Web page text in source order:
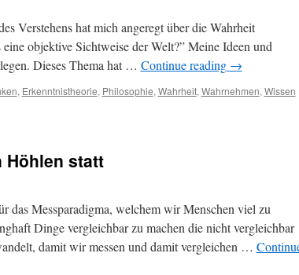
Verstehens hat mich angeregt über die Wahrheit
objektive Sichtweise der Welt?” Meine Ideen und
Dieses Thema hat … Continue reading →
, Erkenntnistheorie, Philosophie, Wahrheit, Wahrnehmen, Wissen
Höhlen statt
das Messparadigma, welchem wir Menschen viel zu
Dinge vergleichbar zu machen die nicht vergleichbar
damit wir messen und damit vergleichen …